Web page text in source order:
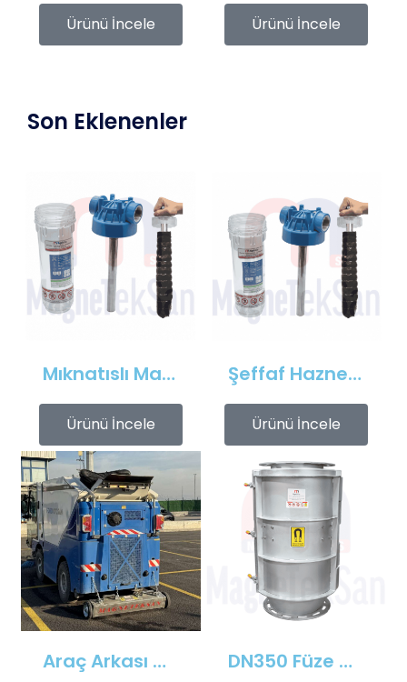
Ürünü İncele Ürünü İncele
Son Eklenenler
Mıknatıslı Manyetik Tutucu Filtre Mıknatıs – Petek ve Kombi Temizliği
Ürünü İncele
Şeffaf Hazneli Manyetik Çubuk Filtre – Ekonomik ve Yüksek Verimli Metal Tutucu
Ürünü İncele
Araç Arkası Manyetik Süpürge – Liman, Fuar Alanı ve Otomotiv Fabrikaları İçin DN350 Füze Mıknatıs (Bullet Magnet) – Toz ve Alçı Hatlarında Tıkanma Yapmaz Manyetik Seperatör